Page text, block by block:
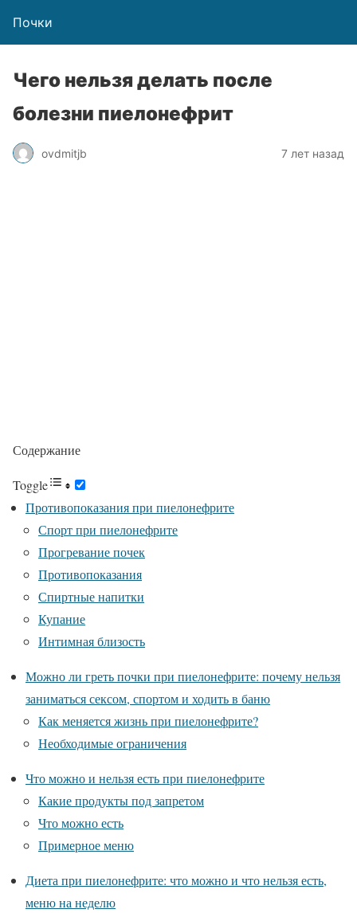
Почки
Чего нельзя делать после
болезни пиелонефрит
ovdmitjb 7 лет назад
Содержание
Toggle
Противопоказания при пиелонефрите
Спорт при пиелонефрите
Прогревание почек
Противопоказания
Спиртные напитки
Купание
Интимная близость
Можно ли греть почки при пиелонефрите: почему нельзя
заниматься сексом, спортом и ходить в баню
Как меняется жизнь при пиелонефрите?
Необходимые ограничения
Что можно и нельзя есть при пиелонефрите
Какие продукты под запретом
Что можно есть
Примерное меню
Диета при пиелонефрите: что можно и что нельзя есть,
меню на неделю